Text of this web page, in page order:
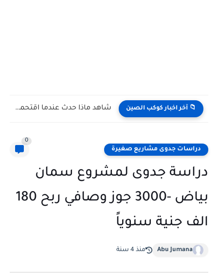
📁 آخر اخبار كوكب الصين شاهد كيف يتغلب النمس على الكوبرا في مواجهة تعتمد على...
دراسات جدوى مشاريع صغيرة
0
دراسة جدوى لمشروع سمان
بياض -3000 جوز وصافي ربح 180
الف جنية سنوياً
Abu Jumana منذ 4 سنة